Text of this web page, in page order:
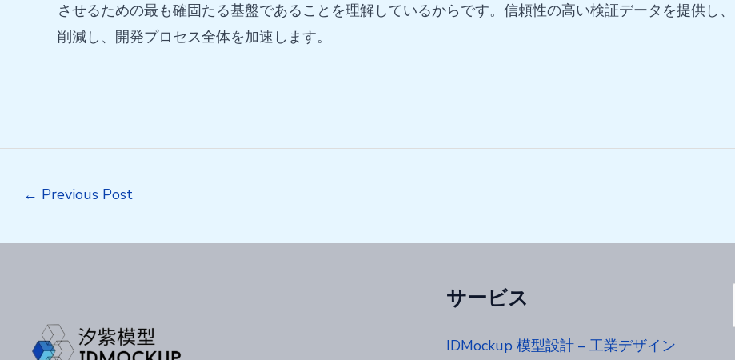
させるための最も確固たる基盤であることを理解しているからです。信頼性の高い検証データを提供し
削減し、開発プロセス全体を加速します。
← Previous Post
サービス
IDMockup 模型設計 – 工業デザイン